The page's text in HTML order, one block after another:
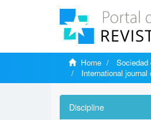
Home
Sociedad
International
Discipline